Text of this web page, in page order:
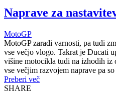
Naprave za
MotoGP
MotoGP zaradi varnosti, pa tudi
vse večjo vlogo. Takrat je Ducati
višine motocikla tudi na izhodih iz
vse večjim razvojem naprave pa
Preberi več
SHARE